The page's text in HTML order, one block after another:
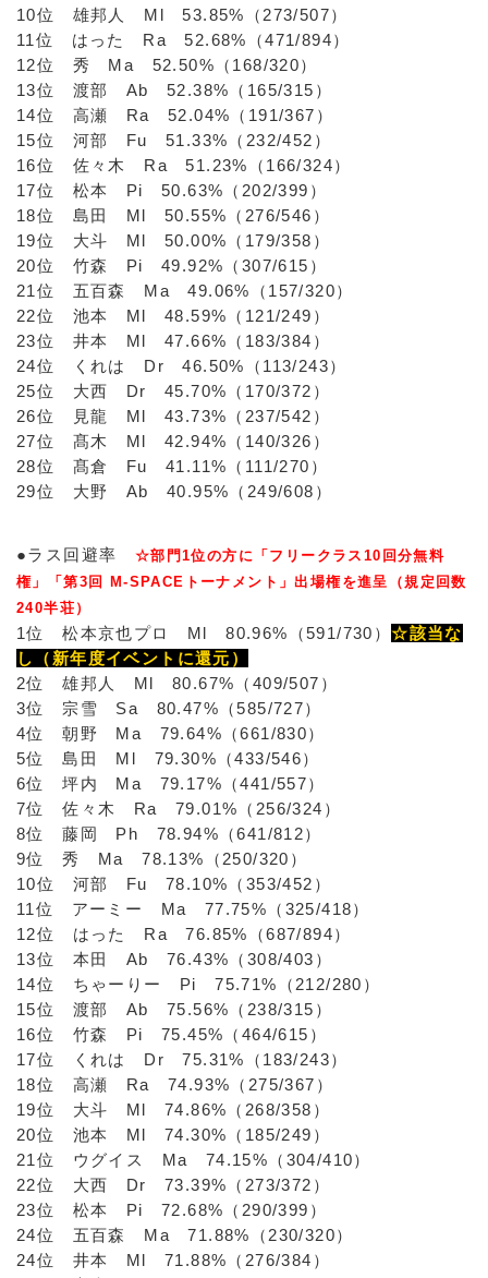
10位 雄邦人 Ml 53.85%（273/507）
11位 はった Ra 52.68%（471/894）
12位 秀 Ma 52.50%（168/320）
13位 渡部 Ab 52.38%（165/315）
14位 高瀬 Ra 52.04%（191/367）
15位 河部 Fu 51.33%（232/452）
16位 佐々木 Ra 51.23%（166/324）
17位 松本 Pi 50.63%（202/399）
18位 島田 Ml 50.55%（276/546）
19位 大斗 Ml 50.00%（179/358）
20位 竹森 Pi 49.92%（307/615）
21位 五百森 Ma 49.06%（157/320）
22位 池本 Ml 48.59%（121/249）
23位 井本 Ml 47.66%（183/384）
24位 くれは Dr 46.50%（113/243）
25位 大西 Dr 45.70%（170/372）
26位 見龍 Ml 43.73%（237/542）
27位 髙木 Ml 42.94%（140/326）
28位 髙倉 Fu 41.11%（111/270）
29位 大野 Ab 40.95%（249/608）
●ラス回避率 ☆部門1位の方に「フリークラス10回分無料
権」「第3回 M-SPACEトーナメント」出場権を進呈（規定回数
240半荘）
1位 松本京也プロ Ml 80.96%（591/730）☆該当な
し（新年度イベントに還元）
2位 雄邦人 Ml 80.67%（409/507）
3位 宗雪 Sa 80.47%（585/727）
4位 朝野 Ma 79.64%（661/830）
5位 島田 Ml 79.30%（433/546）
6位 坪内 Ma 79.17%（441/557）
7位 佐々木 Ra 79.01%（256/324）
8位 藤岡 Ph 78.94%（641/812）
9位 秀 Ma 78.13%（250/320）
10位 河部 Fu 78.10%（353/452）
11位 アーミー Ma 77.75%（325/418）
12位 はった Ra 76.85%（687/894）
13位 本田 Ab 76.43%（308/403）
14位 ちゃーりー Pi 75.71%（212/280）
15位 渡部 Ab 75.56%（238/315）
16位 竹森 Pi 75.45%（464/615）
17位 くれは Dr 75.31%（183/243）
18位 高瀬 Ra 74.93%（275/367）
19位 大斗 Ml 74.86%（268/358）
20位 池本 Ml 74.30%（185/249）
21位 ウグイス Ma 74.15%（304/410）
22位 大西 Dr 73.39%（273/372）
23位 松本 Pi 72.68%（290/399）
24位 五百森 Ma 71.88%（230/320）
24位 井本 Ml 71.88%（276/384）